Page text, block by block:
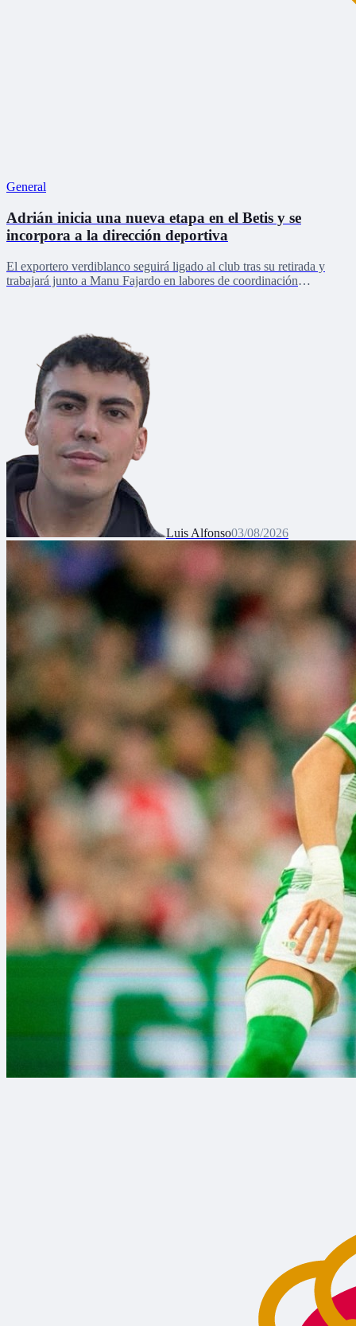
General
Adrián inicia una nueva etapa en el Betis y se
incorpora a la dirección deportiva
El exportero verdiblanco seguirá ligado al club tras su retirada y
trabajará junto a Manu Fajardo en labores de coordinación
Luis Alfonso03/08/2026